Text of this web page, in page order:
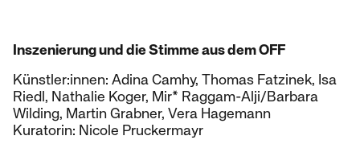
Inszenierung und die Stimme aus dem OFF
Künstler:innen: Adina Camhy, Thomas Fatzinek, Isa
Riedl, Nathalie Koger, Mir* Raggam-Alji/Barbara
Wilding, Martin Grabner, Vera Hagemann
Kuratorin: Nicole Pruckermayr